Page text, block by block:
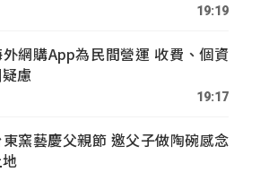
19:19
網購App為民間營運 收費、個資
慮
19:17
東窯藝慶父親節 邀父子做陶碗感念